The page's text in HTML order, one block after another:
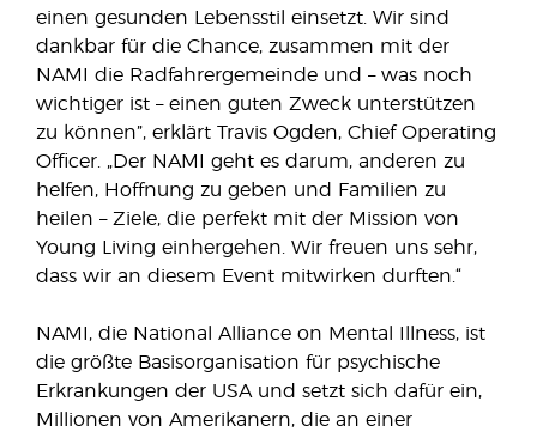
einen gesunden Lebensstil einsetzt. Wir sind
dankbar für die Chance, zusammen mit der
NAMI die Radfahrergemeinde und – was noch
wichtiger ist – einen guten Zweck unterstützen
zu können”, erklärt Travis Ogden, Chief Operating
Officer. „Der NAMI geht es darum, anderen zu
helfen, Hoffnung zu geben und Familien zu
heilen – Ziele, die perfekt mit der Mission von
Young Living einhergehen. Wir freuen uns sehr,
dass wir an diesem Event mitwirken durften.“
NAMI, die National Alliance on Mental Illness, ist
die größte Basisorganisation für psychische
Erkrankungen der USA und setzt sich dafür ein,
Millionen von Amerikanern, die an einer